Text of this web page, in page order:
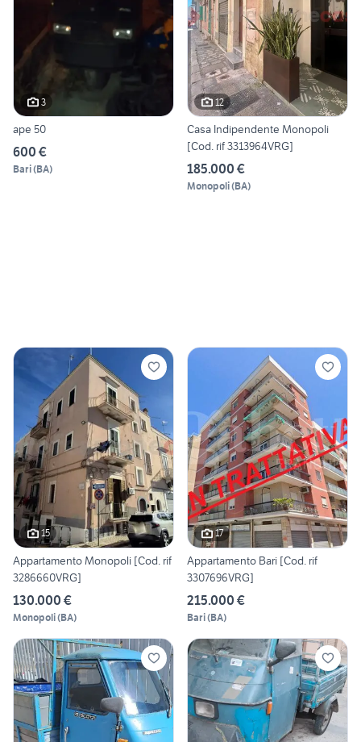
3
ape 50
600 €
Bari(BA)
12
Casa Indipendente Monopoli
[Cod. rif 3313964VRG]
185.000 €
Monopoli(BA)
15
Appartamento Monopoli [Cod. rif
3286660VRG]
130.000 €
Monopoli(BA)
17
Appartamento Bari [Cod. rif
3307696VRG]
215.000 €
Bari(BA)